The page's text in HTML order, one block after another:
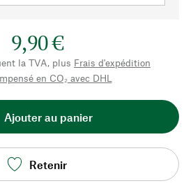
9,90 €
la TVA, plus Frais d'expédition
en CO₂ avec DHL
Ajouter au panier
Retenir